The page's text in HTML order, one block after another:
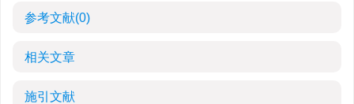
参考文献(0)
相关文章
施引文献